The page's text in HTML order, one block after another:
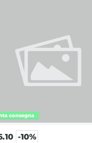
-10%